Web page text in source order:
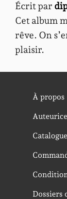
Écrit par
Cet album
rêve. On
plaisir.
À propos
Catalogue
Dossiers